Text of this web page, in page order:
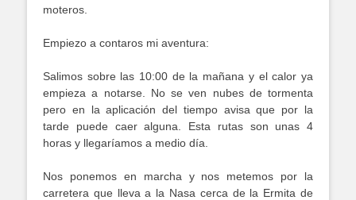
moteros.
Empiezo a contaros mi aventura:
Salimos sobre las 10:00 de la mañana y el calor ya
empieza a notarse. No se ven nubes de tormenta
pero en la aplicación del tiempo avisa que por la
tarde puede caer alguna. Esta rutas son unas 4
horas y llegaríamos a medio día.
Nos ponemos en marcha y nos metemos por la
carretera que lleva a la Nasa cerca de la Ermita de